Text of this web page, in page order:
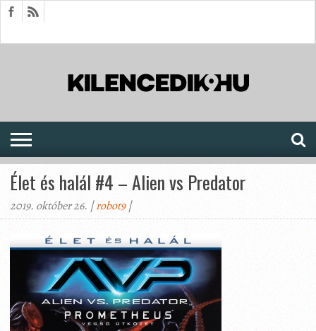
Élet és halál #4 – Alien vs Predator
2019. október 26. |robot9|